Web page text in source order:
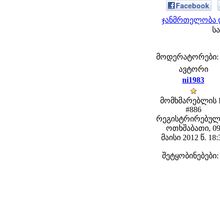
Facebook
ჯანმრთელობა
მოდერატორები:
ავტორი
ni1983
მომხმარებლის
#886
ოთხშაბათი, 09
მაისი 2012 წ.
შეტყობინებები: